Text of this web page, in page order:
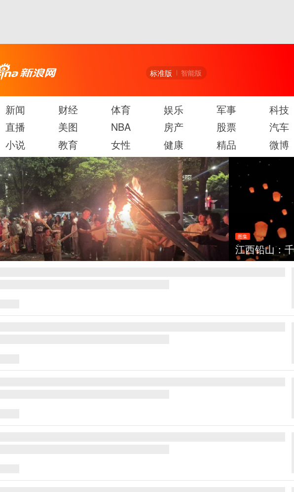
标准版 智能版
新闻 财经 体育 娱乐 军事 科技
直播
美图 NBA 房产 股票 汽车
小说
教育 女性 健康 精品 微博
图集
江西铅山：千灯点亮葛仙村